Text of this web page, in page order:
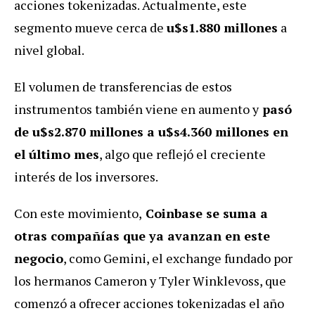
acciones tokenizadas. Actualmente, este
segmento mueve cerca de u$s1.880 millones a
nivel global.
El volumen de transferencias de estos
instrumentos también viene en aumento ypasó
de u$s2.870 millones a u$s4.360 millones en
el último mes, algo que reflejó el creciente
interés de los inversores.
Con este movimiento, Coinbase se suma a
otras compañías que ya avanzan en este
negocio, como Gemini, el exchange fundado por
los hermanos Cameron y Tyler Winklevoss, que
comenzó a ofrecer acciones tokenizadas el año